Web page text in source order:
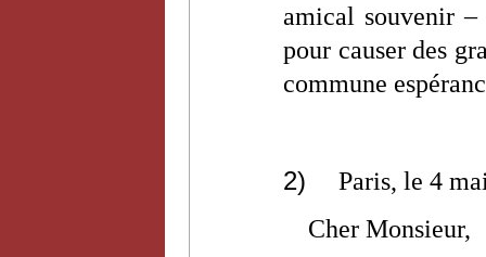
amical souvenir –
pour causer des
commune
2)
Paris, le 4
Cher Monsieur,